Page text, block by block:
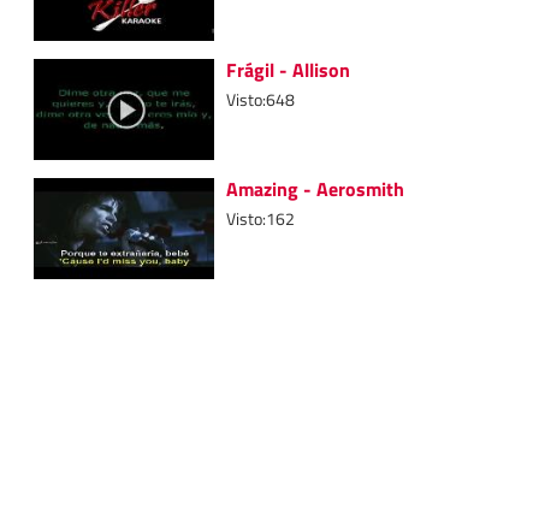
Frágil - Allison
Visto:648
Amazing - Aerosmith
Visto:162